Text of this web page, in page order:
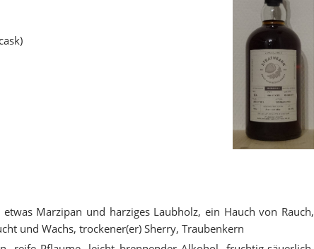
Marzipan und harziges Laubholz, ein Hauch von Rauch,
und Wachs, trockener(er) Sherry, Traubenkern